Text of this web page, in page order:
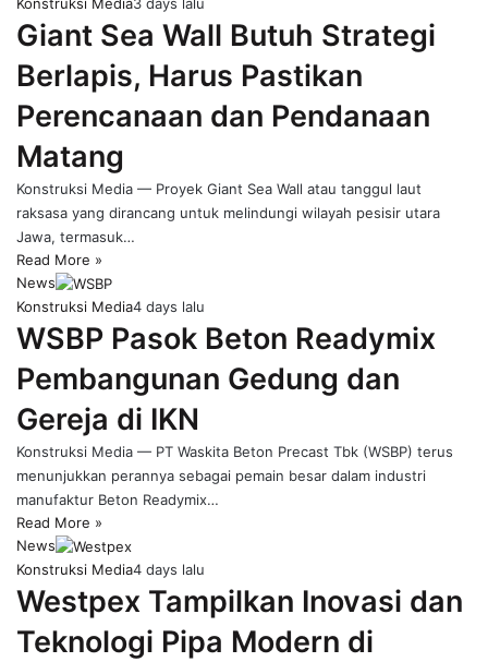
Konstruksi Media3 days lalu
Giant Sea Wall Butuh Strategi
Berlapis, Harus Pastikan
Perencanaan dan Pendanaan
Matang
Konstruksi Media — Proyek Giant Sea Wall atau tanggul laut
raksasa yang dirancang untuk melindungi wilayah pesisir utara
Jawa, termasuk…
Read More »
News
Konstruksi Media4 days lalu
WSBP Pasok Beton Readymix
Pembangunan Gedung dan
Gereja di IKN
Konstruksi Media — PT Waskita Beton Precast Tbk (WSBP) terus
menunjukkan perannya sebagai pemain besar dalam industri
manufaktur Beton Readymix…
Read More »
News
Konstruksi Media4 days lalu
Westpex Tampilkan Inovasi dan
Teknologi Pipa Modern di